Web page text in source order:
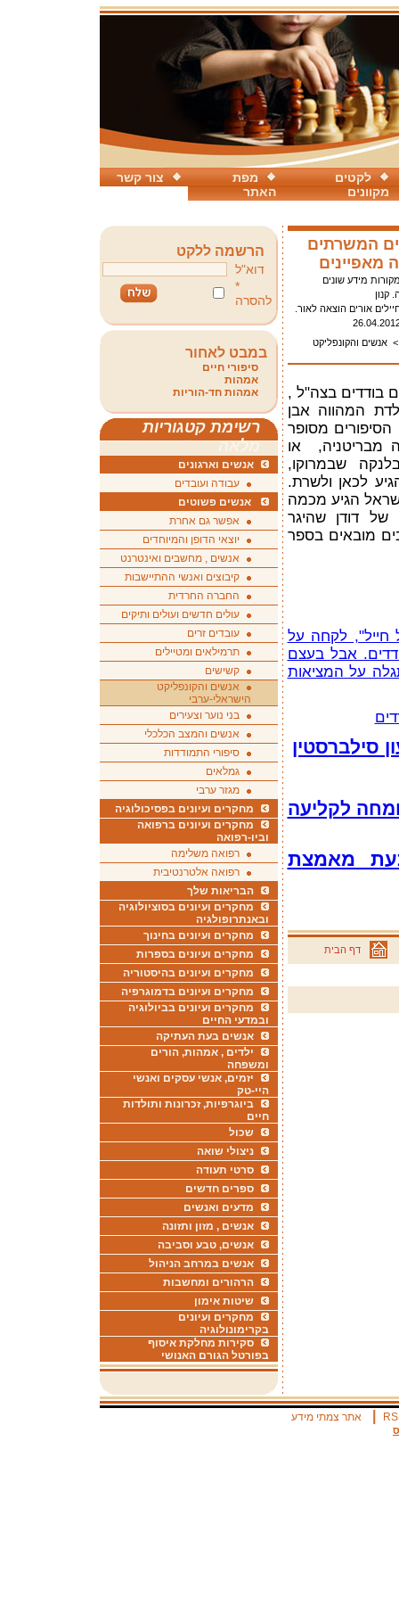
צור קשר
מפת
האתר
לקטים
מקוונים
המשרתים
מאפיינים
מידע שונים
קנון
אורים הוצאה לאור.
אנשים והקונפליקט
חיילים בודדים בצה"ל ,
המהווה אבן
מסופר
מבריטניה, או
שבמרוקו,
לכאן ולשרת.
הגיע מכמה
של דודן שהיגר
מובאים בספר
לקחה על
אבל בעצם
על המציאות
סילברסטין
לקליעה
מאמצת
דף הבית
הרשמה ללקט
דוא"ל
*
להסרה
במבט לאחור
סיפורי חיים
אמהות
אמהות חד-הוריות
רשימת קטגוריות
מלאה
אנשים וארגונים
עבודה ועובדים
אנשים פשוטים
אפשר גם אחרת
יוצאי הדופן והמיוחדים
אנשים , מחשבים ואינטרנט
קיבוצים ואנשי ההתיישבות
החברה החרדית
עולים חדשים ועולים ותיקים
עובדים זרים
תרמילאים ומטיילים
קשישים
אנשים והקונפליקט
הישראלי-ערבי
בני נוער וצעירים
אנשים והמצב הכלכלי
סיפורי התמודדות
גמלאים
מגזר ערבי
מחקרים ועיונים בפסיכולוגיה
מחקרים ועיונים ברפואה
וביו-רפואה
רפואה משלימה
רפואה אלטרנטיבית
הבריאות שלך
מחקרים ועיונים בסוציולוגיה
ובאנתרופולגיה
מחקרים ועיונים בחינוך
מחקרים ועיונים בספרות
מחקרים ועיונים בהיסטוריה
מחקרים ועיונים בדמוגרפיה
מחקרים ועיונים בביולוגיה
ובמדעי החיים
אנשים בעת העתיקה
ילדים , אמהות, הורים
ומשפחה
יזמים, אנשי עסקים ואנשי
היי-טק
ביוגרפיות, זכרונות ותולדות
חיים
שכול
ניצולי שואה
סרטי תעודה
ספרים חדשים
מדעים ואנשים
אנשים , מזון ותזונה
אנשים, טבע וסביבה
אנשים במרחב הניהול
הרהורים ומחשבות
שיטות אימון
מחקרים ועיונים
בקרימונולוגיה
סקירות מחלקת איסוף
בפורטל הגורם האנושי
אתר צמתי מידע